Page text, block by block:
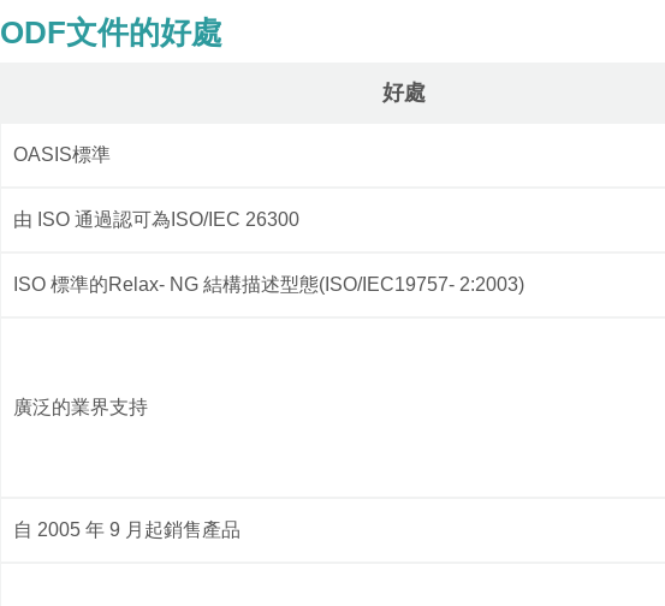
ODF文件的好處
好處
OASIS標準​
由 ISO 通過認可為ISO/IEC 26300​
ISO 標準的Relax- NG 結構描述型態(ISO/IEC19757- 2:2003)​
廣泛的業界支持​
自 2005 年 9 月起銷售產品